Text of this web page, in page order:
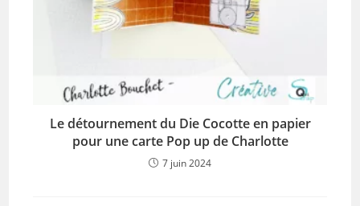
Le détournement du Die Cocotte en papier
pour une carte Pop up de Charlotte
7 juin 2024